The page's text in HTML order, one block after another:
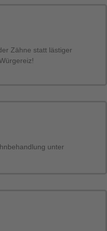
Zähne statt lästiger
unter